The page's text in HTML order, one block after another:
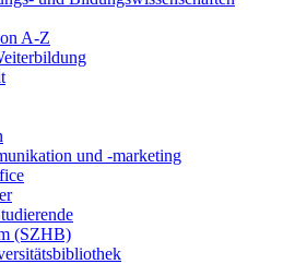
A-Z
und -marketing
(SZHB)